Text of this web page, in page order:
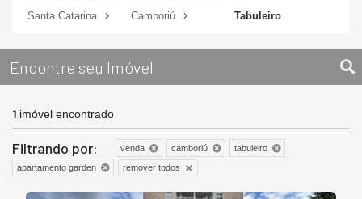
Santa Catarina
Camboriú Tabuleiro
Encontre seu Imóvel
1 imóvel encontrado
Filtrando por: venda camboriú
tabuleiro
apartamento garden
remover todos